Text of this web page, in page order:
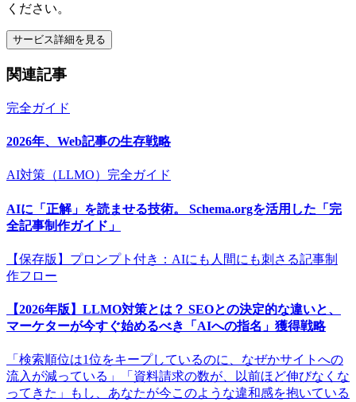
ください。
サービス詳細を見る
関連記事
完全ガイド
2026年、Web記事の生存戦略
AI対策（LLMO）完全ガイド
AIに「正解」を読ませる技術。 Schema.orgを活用した「完
全記事制作ガイド」
【保存版】プロンプト付き：AIにも人間にも刺さる記事制
作フロー
【2026年版】LLMO対策とは？ SEOとの決定的な違いと、
マーケターが今すぐ始めるべき「AIへの指名」獲得戦略
「検索順位は1位をキープしているのに、なぜかサイトへの
流入が減っている」「資料請求の数が、以前ほど伸びなくな
ってきた」もし、あなたが今このような違和感を抱いている